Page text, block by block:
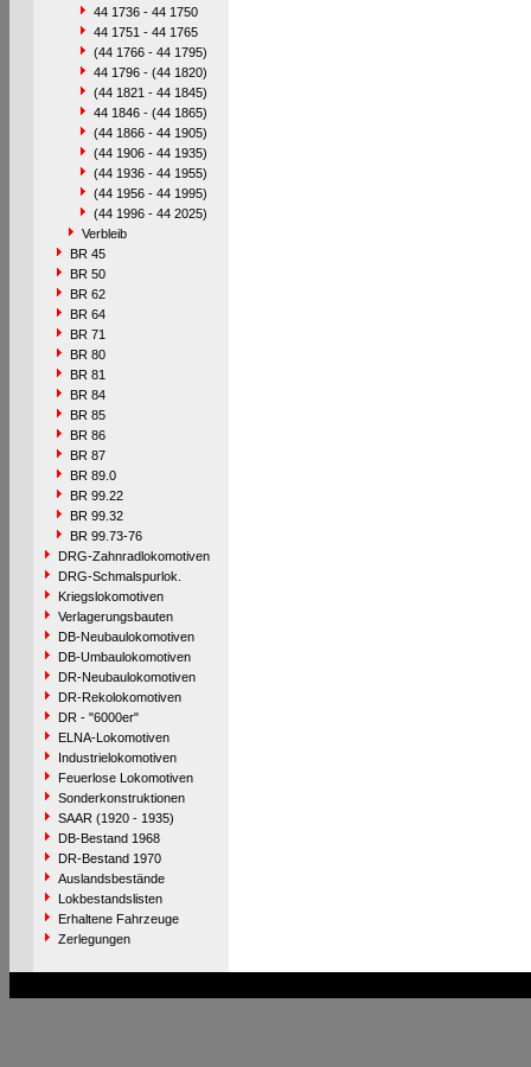
44 1736 - 44 1750
44 1751 - 44 1765
(44 1766 - 44 1795)
44 1796 - (44 1820)
(44 1821 - 44 1845)
44 1846 - (44 1865)
(44 1866 - 44 1905)
(44 1906 - 44 1935)
(44 1936 - 44 1955)
(44 1956 - 44 1995)
(44 1996 - 44 2025)
Verbleib
BR 45
BR 50
BR 62
BR 64
BR 71
BR 80
BR 81
BR 84
BR 85
BR 86
BR 87
BR 89.0
BR 99.22
BR 99.32
BR 99.73-76
DRG-Zahnradlokomotiven
DRG-Schmalspurlok.
Kriegslokomotiven
Verlagerungsbauten
DB-Neubaulokomotiven
DB-Umbaulokomotiven
DR-Neubaulokomotiven
DR-Rekolokomotiven
DR - "6000er"
ELNA-Lokomotiven
Industrielokomotiven
Feuerlose Lokomotiven
Sonderkonstruktionen
SAAR (1920 - 1935)
DB-Bestand 1968
DR-Bestand 1970
Auslandsbestände
Lokbestandslisten
Erhaltene Fahrzeuge
Zerlegungen